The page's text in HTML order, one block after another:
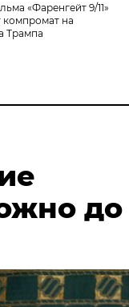
«Фаренгейт 9/11»
компромат на
Трампа
до